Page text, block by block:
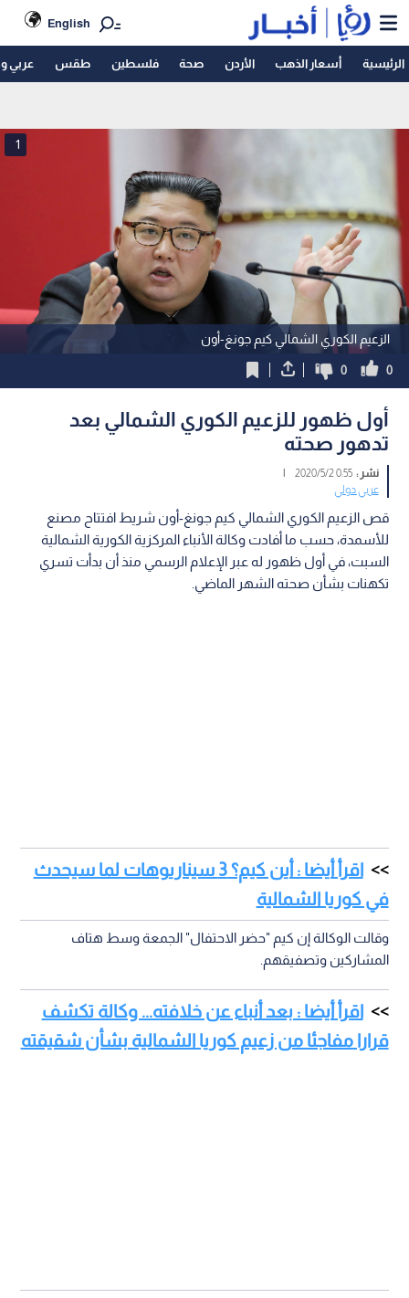
English
الرئيسية أسعار الذهب الأردن صحة فلسطين طقس عربي
الزعيم الكوري الشمالي كيم جونغ-أون
1
0
0
أول ظهور للزعيم الكوري الشمالي بعد
تدهور صحته
نشر :0:55 2020/5/2
|
عربي دولي
قص الزعيم الكوري الشمالي كيم جونغ-أون شريط افتتاح مصنع
للأسمدة، حسب ما أفادت وكالة الأنباء المركزية الكورية الشمالية
السبت، في أول ظهور له عبر الإعلام الرسمي منذ أن بدأت تسري
تكهنات بشأن صحته الشهر الماضي.
اقرأ أيضا : أين كيم؟ 3 سيناريوهات لما سيحدث
في كوريا الشمالية
وقالت الوكالة إن كيم "حضر الاحتفال" الجمعة وسط هتاف
المشاركين وتصفيقهم.
اقرأ أيضا : بعد أنباء عن خلافته... وكالة تكشف
قرارا مفاجئا من زعيم كوريا الشمالية بشأن شقيقته